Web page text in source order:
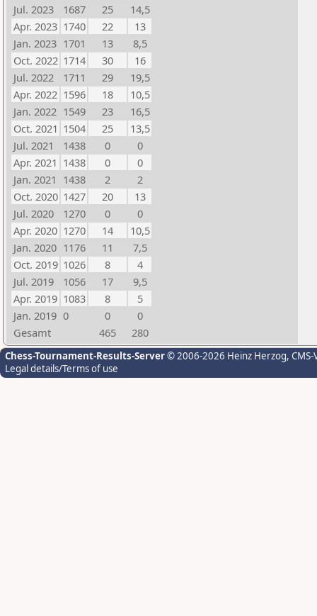
Jul. 2023
1687 25
14,5
Apr. 2023 1740 22
13
Jan. 2023 1701 13
8,5
Oct. 2022 1714 30
16
Jul. 2022
1711 29
19,5
Apr. 2022 1596 18
10,5
Jan. 2022 1549 23
16,5
Oct. 2021 1504 25
13,5
Jul. 2021
1438 0
0
Apr. 2021 1438 0
0
Jan. 2021 1438 2
2
Oct. 2020 1427 20
13
Jul. 2020
1270 0
0
Apr. 2020 1270 14
10,5
Jan. 2020 1176 11
7,5
Oct. 2019 1026 8
4
Jul. 2019
1056 17
9,5
Apr. 2019 1083 8
5
Jan. 2019 0 0
0
Gesamt
465 280
Chess-Tournament-Results-Server© 2006-2026 Heinz Herzog,
Legal details/Terms of use